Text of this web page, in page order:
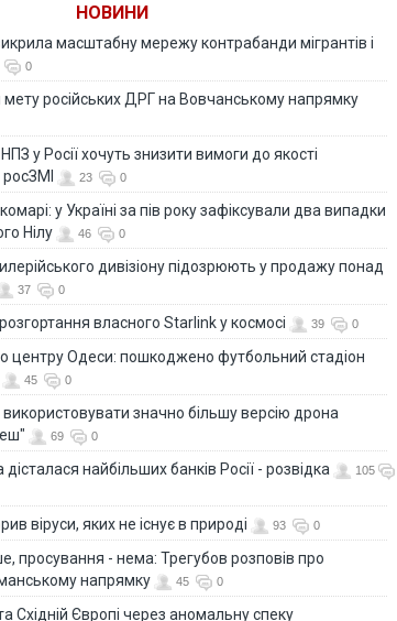
НОВИНИ
викрила масштабну мережу контрабанди мігрантів і
0
російських ДРГ на Вовчанському напрямку
у Росії хочуть знизити вимоги до якості
23 0
у Україні за пів року зафіксували два випадки
Нілу
46 0
дивізіону підозрюють у продажу понад
37 0
власного Starlink у космосі 39 0
центру Одеси: пошкоджено футбольний стадіон
45 0
використовувати значно більшу версію дрона
69 0
найбільших банків Росії - розвідка
105
віруси, яких не існує в природі 93 0
просування - нема: Трегубов розповів про
напрямку
45 0
Східній Європі через аномальну спеку